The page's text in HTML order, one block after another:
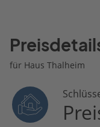
für Haus Thalheim